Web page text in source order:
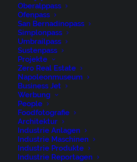
Oberalppass
Ofenpass
San Bernadinopass
Simplonpass
Umbrailpass
Sustenpass
Projekte
Zero Real Estate
Napoleonmuseum
Business Jet
Werbung
People
Foodfotografie
Architektur
Industrie Anlagen
Industrie Maschinen
Industrie Produkte
Industrie Reportagen
People on Location
Arbeiter, Art, Fotografie,
Mann, Menschen, People,
Photography, Portrait, Porträt,
by niederer@artwiese.ch